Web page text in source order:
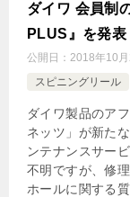
ダイワ 会員制
PLUS』を発表
公開日： 2018年10月
スピニングリール
ダイワ製品のア
ネッツ」が新た
ンテナンスサー
不明ですが、修
ホールに関する